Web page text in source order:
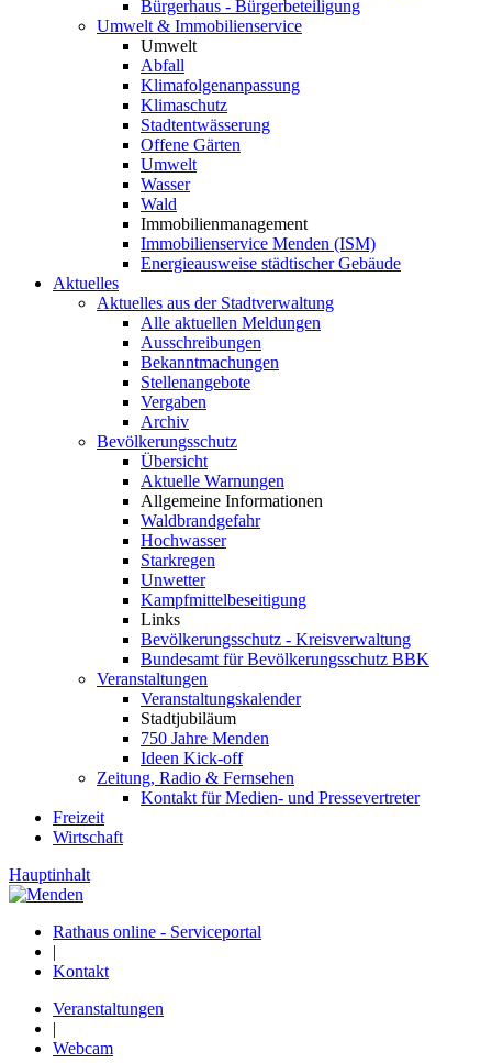
Bürgerhaus - Bürgerbeteiligung
Umwelt & Immobilienservice
Umwelt
Abfall
Klimafolgenanpassung
Klimaschutz
Stadtentwässerung
Offene Gärten
Umwelt
Wasser
Wald
Immobilienmanagement
Immobilienservice Menden (ISM)
Energieausweise städtischer Gebäude
Aktuelles
Aktuelles aus der Stadtverwaltung
Alle aktuellen Meldungen
Ausschreibungen
Bekanntmachungen
Stellenangebote
Vergaben
Archiv
Bevölkerungsschutz
Übersicht
Aktuelle Warnungen
Allgemeine Informationen
Waldbrandgefahr
Hochwasser
Starkregen
Unwetter
Kampfmittelbeseitigung
Links
Bevölkerungsschutz - Kreisverwaltung
Bundesamt für Bevölkerungsschutz BBK
Veranstaltungen
Veranstaltungskalender
Stadtjubiläum
750 Jahre Menden
Ideen Kick-off
Zeitung, Radio & Fernsehen
Kontakt für Medien- und Pressevertreter
Freizeit
Wirtschaft
Hauptinhalt
Rathaus online - Serviceportal
|
Kontakt
Veranstaltungen
|
Webcam